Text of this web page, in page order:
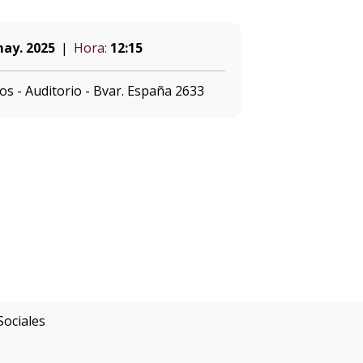
2025 Hora: 12:15
- Auditorio - Bvar. España 2633